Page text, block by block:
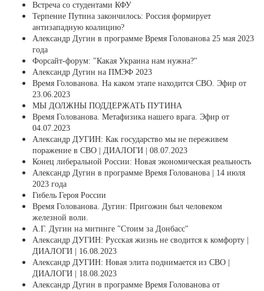
Встреча со студентами КФУ
Терпение Путина закончилось: Россия формирует
антизападную коалицию?
Александр Дугин в программе Время Голованова 25 мая 2023
года
Форсайт-форум: "Какая Украина нам нужна?"
Александр Дугин на ПМЭФ 2023
Время Голованова. На каком этапе находится СВО. Эфир от
23.06.2023
МЫ ДОЛЖНЫ ПОДДЕРЖАТЬ ПУТИНА
Время Голованова. Метафизика нашего врага. Эфир от
04.07.2023
Александр ДУГИН: Как государство мы не переживем
поражение в СВО | ДИАЛОГИ | 08.07.2023
Конец либеральной России: Новая экономическая реальность
Александр Дугин в программе Время Голованова | 14 июля
2023 года
Гибель Героя России
Время Голованова. Дугин: Пригожин был человеком
железной воли.
А.Г. Дугин на митинге "Стоим за Донбасс"
Александр ДУГИН: Русская жизнь не сводится к комфорту |
ДИАЛОГИ | 16.08.2023
Александр ДУГИН: Новая элита поднимается из СВО |
ДИАЛОГИ | 18.08.2023
Александр Дугин в программе Время Голованова от